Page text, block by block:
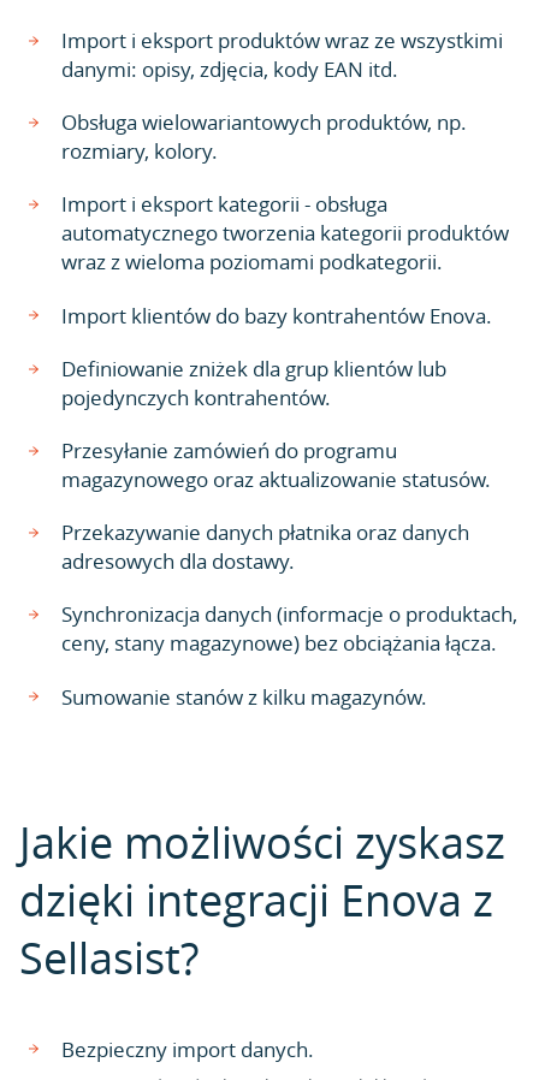
Import i eksport produktów wraz ze wszystkimi
danymi: opisy, zdjęcia, kody EAN itd.
Obsługa wielowariantowych produktów, np.
rozmiary, kolory.
Import i eksport kategorii - obsługa
automatycznego tworzenia kategorii produktów
wraz z wieloma poziomami podkategorii.
Import klientów do bazy kontrahentów Enova.
Definiowanie zniżek dla grup klientów lub
pojedynczych kontrahentów.
Przesyłanie zamówień do programu
magazynowego oraz aktualizowanie statusów.
Przekazywanie danych płatnika oraz danych
adresowych dla dostawy.
Synchronizacja danych (informacje o produktach,
ceny, stany magazynowe) bez obciążania łącza.
Sumowanie stanów z kilku magazynów.
Jakie możliwości zyskasz
dzięki integracji Enova z
Sellasist?
Bezpieczny import danych.